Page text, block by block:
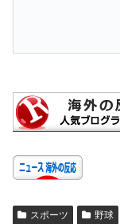
スポーツ 野球